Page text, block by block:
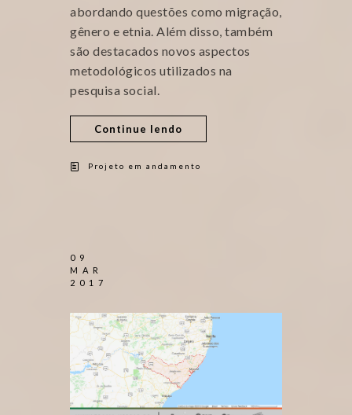
abordando questões como migração,
gênero e etnia. Além disso, também
são destacados novos aspectos
metodológicos utilizados na
pesquisa social.
Continue lendo
Projeto em andamento
09
MAR
2017